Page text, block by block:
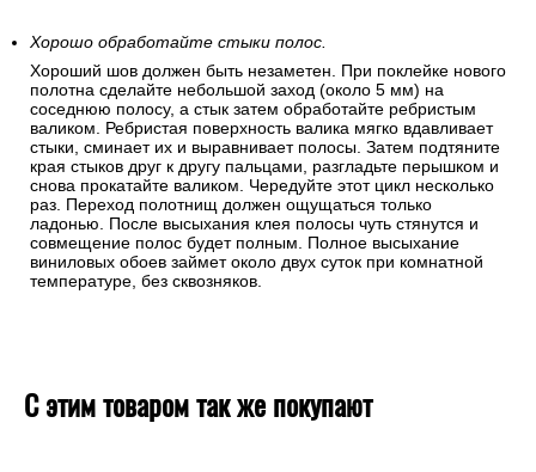
Хорошо обработайте стыки полос.
Хороший шов должен быть незаметен. При поклейке нового
полотна сделайте небольшой заход (около 5 мм) на
соседнюю полосу, а стык затем обработайте ребристым
валиком. Ребристая поверхность валика мягко вдавливает
стыки, сминает их и выравнивает полосы. Затем подтяните
края стыков друг к другу пальцами, разгладьте перышком и
снова прокатайте валиком. Чередуйте этот цикл несколько
раз. Переход полотнищ должен ощущаться только
ладонью. После высыхания клея полосы чуть стянутся и
совмещение полос будет полным. Полное высыхание
виниловых обоев займет около двух суток при комнатной
температуре, без сквозняков.
С этим товаром так же покупают